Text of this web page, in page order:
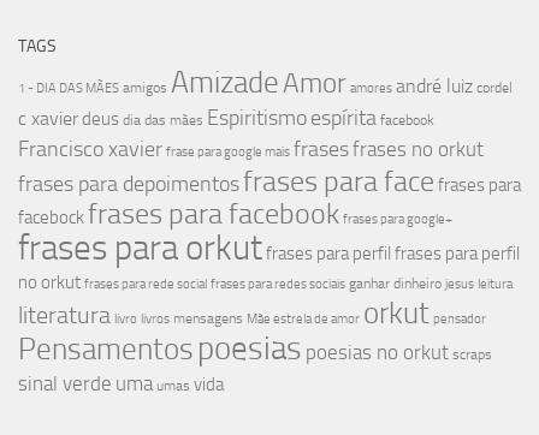
TAGS
1 - DIA DAS MÃES amigos AmizadeAmor amores andré luiz cordel
c xavier deus dia das mães Espiritismoespírita facebook
Francisco xavier frase para google mais frasesfrases no orkut
frases para depoimentosfrases para face frases para
facebockfrases para facebook frases para google+
frases para orkutfrases para perfil frases para perfil
no orkut frases para rede social frases para redes sociais ganhar dinheiro jesus leitura
literatura livro livros mensagens Mãe estrela de amor orkut pensador
Pensamentospoesias poesias no orkut scraps
sinal verde uma umas vida